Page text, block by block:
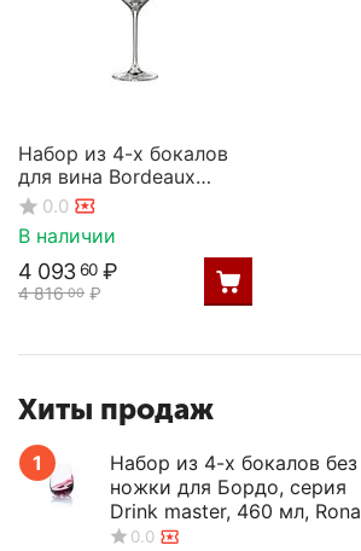
Набор из 4-х бокалов
для вина Bordeaux
Select 670мл;
D=78/105,H=260мм,
Rona
0.0
В наличии
4 816 00 ₽
4 093 60 ₽
Хиты продаж
1
Набор из 4-х бокалов без
ножки для Бордо, серия
Drink master, 460 мл, Rona